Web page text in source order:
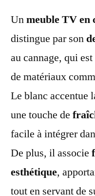
Unmeuble TV en
distingue par son
au cannage, qui
de matériaux
Le blanc accentue
une touche de
facile à intégrer
De plus, il associe
esthétique,
tout en servant de